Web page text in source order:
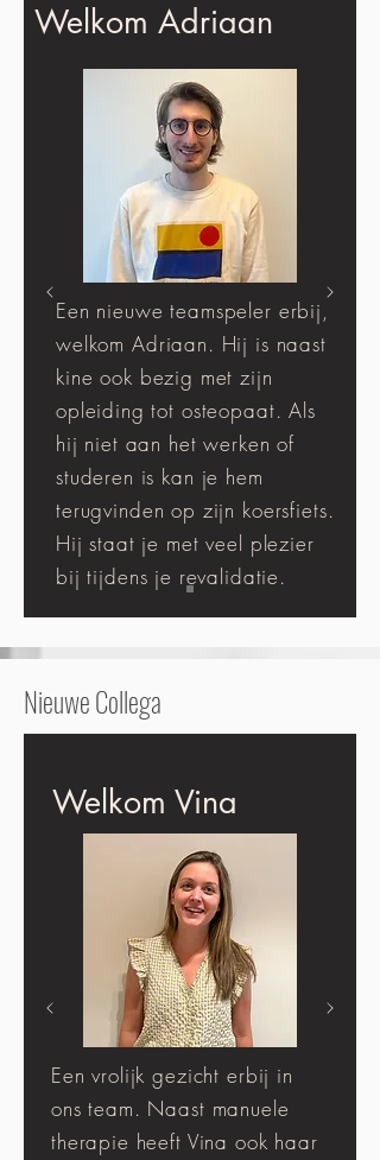
Welkom Adriaan
Een nieuwe teamspeler erbij,
welkom Adriaan. Hij is naast
kine ook bezig met zijn
opleiding tot osteopaat. Als
hij niet aan het werken of
studeren is kan je hem
terugvinden op zijn koersfiets.
Hij staat je met veel plezier
bij tijdens je revalidatie.
Nieuwe Collega
Welkom Vina
Een vrolijk gezicht erbij in
ons team. Naast manuele
therapie heeft Vina ook haar